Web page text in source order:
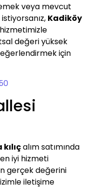
veya mevcut
Kadiköy
hizmetimizle
değeri yüksek
için
alım satımında
iyi hizmeti
gerçek değerini
iletişime